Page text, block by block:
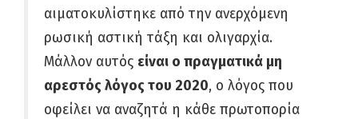
αιματοκυλίστηκε από την ανερχόμενη
ρωσική αστική τάξη και ολιγαρχία.
Μάλλον αυτός είναι ο πραγματικά μη
αρεστός λόγος του 2020, ο λόγος που
οφείλει να αναζητά η κάθε πρωτοπορία